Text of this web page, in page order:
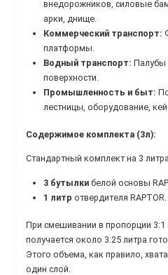
внедорожников, силовые
арки, днище.
Коммерческий транспорт:
платформы.
Водный транспорт: Палубы
поверхности.
Промышленность и быт:
лестницы, оборудование,
Содержимое комплекта (3л):
Стандартный комплект на 3
3 бутылки белой основы
1 литр отвердителя RAPTOR.
При смешивании в пропорции 3:1
получается около 3.25 литра
Этого объема, как правило,
один слой.